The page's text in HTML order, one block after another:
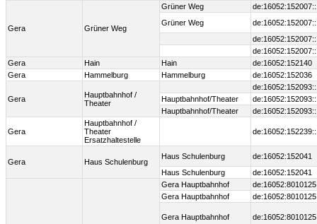
Gera Grüner Weg
Grüner Weg
Grüner Weg
Gera
Hain Hain
de:16052:152140
Gera
Hammelburg Hammelburg de:16052:152036
Gera
Hauptbahnhof /
Theater
Hauptbahnhof/Theater
Hauptbahnhof/Theater
Gera
Hauptbahnhof /
Theater
Ersatzhaltestelle
Gera Haus Schulenburg
Haus Schulenburg
de:16052:152041
Haus Schulenburg
de:16052:152041
Gera Hauptbahnhof
Gera Hauptbahnhof
Gera Hauptbahnhof